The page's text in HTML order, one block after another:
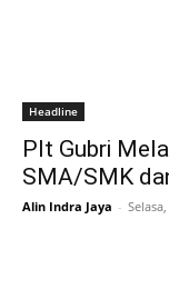
Headline
Plt Gubri
SMA/SMK
Alin Indra Jaya -